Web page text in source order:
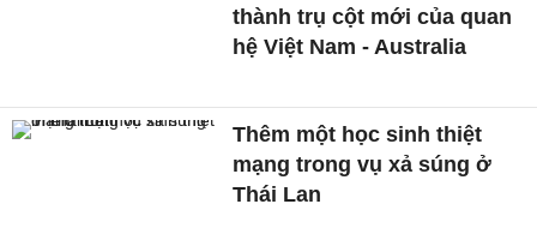
thành trụ cột mới của quan
hệ Việt Nam - Australia
Thêm một học sinh thiệt
mạng trong vụ xả súng ở
Thái Lan